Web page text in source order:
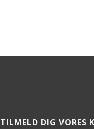
TILMELD DIG VORES